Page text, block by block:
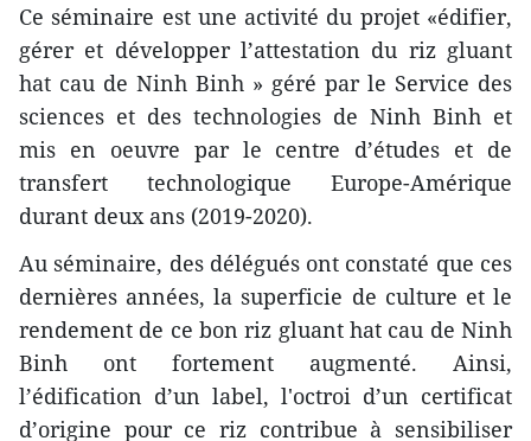
Ce séminaire est une activité du projet «édifier,
gérer et développer l’attestation du riz gluant
hat cau de Ninh Binh » géré par le Service des
sciences et des technologies de Ninh Binh et
mis en oeuvre par le centre d’études et de
transfert technologique Europe-Amérique
durant deux ans (2019-2020).
Au séminaire, des délégués ont constaté que ces
dernières années, la superficie de culture et le
rendement de ce bon riz gluant hat cau de Ninh
Binh ont fortement augmenté. Ainsi,
l’édification d’un label, l'octroi d’un certificat
d’origine pour ce riz contribue à sensibiliser